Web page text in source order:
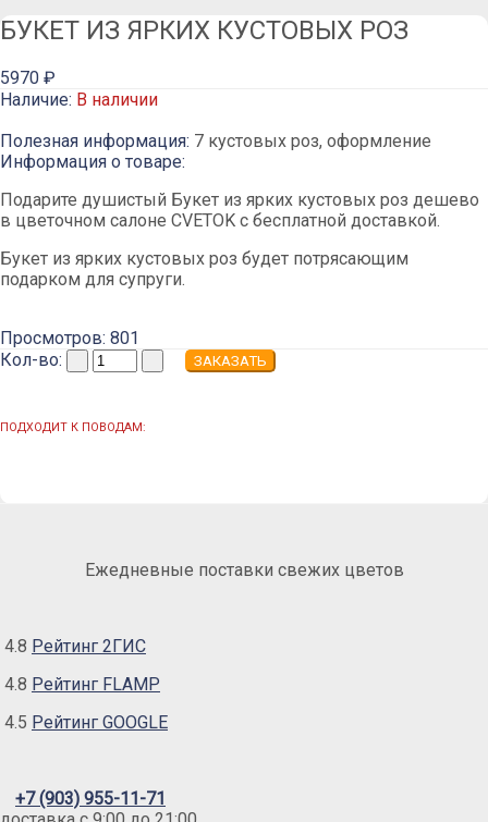
БУКЕТ ИЗ ЯРКИХ КУСТОВЫХ РОЗ
5970 ₽
Наличие: В наличии
Полезная информация: 7 кустовых роз, оформление
Информация о товаре:
Подарите душистый Букет из ярких кустовых роз дешево
в цветочном салоне CVETOK с бесплатной доставкой.
Букет из ярких кустовых роз будет потрясающим
подарком для супруги.
Просмотров: 801
Кол-во:
ПОДХОДИТ К ПОВОДАМ:
Ежедневные поставки свежих цветов
4.8 Рейтинг 2ГИС
4.8 Рейтинг FLAMP
4.5 Рейтинг GOOGLE
+7 (903) 955-11-71